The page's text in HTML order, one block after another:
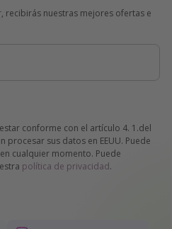
recibirás nuestras mejores ofertas e
conforme con el artículo 4. 1.del
procesar sus datos en EEUU. Puede
cualquier momento. Puede
política de privacidad.